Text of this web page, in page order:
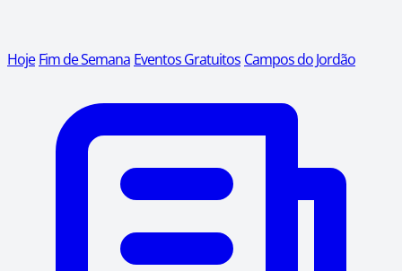
Hoje Fim de Semana Eventos Gratuitos Campos do Jordão